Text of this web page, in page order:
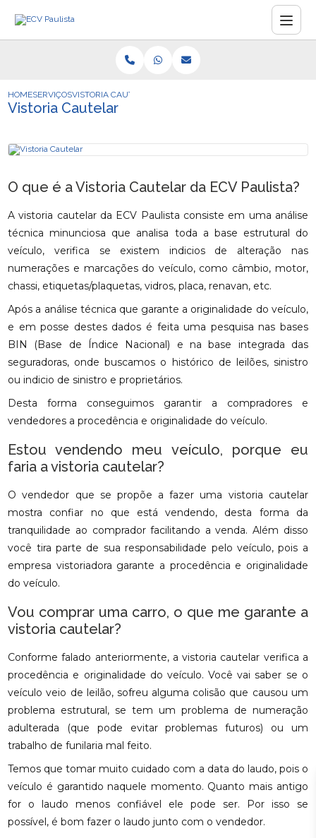
HOMESERVIÇOSVISTORIA CAUTELAR
Vistoria Cautelar
O que é a Vistoria Cautelar da ECV Paulista?
A vistoria cautelar da ECV Paulista consiste em uma análise
técnica minunciosa que analisa toda a base estrutural do
veículo, verifica se existem indicios de alteração nas
numerações e marcações do veículo, como câmbio, motor,
chassi, etiquetas/plaquetas, vidros, placa, renavan, etc.
Após a análise técnica que garante a originalidade do veículo,
e em posse destes dados é feita uma pesquisa nas bases
BIN (Base de Índice Nacional) e na base integrada das
seguradoras, onde buscamos o histórico de leilões, sinistro
ou indicio de sinistro e proprietários.
Desta forma conseguimos garantir a compradores e
vendedores a procedência e originalidade do veículo.
Estou vendendo meu veículo, porque eu
faria a vistoria cautelar?
O vendedor que se propõe a fazer uma vistoria cautelar
mostra confiar no que está vendendo, desta forma da
tranquilidade ao comprador facilitando a venda. Além disso
você tira parte de sua responsabilidade pelo veículo, pois a
empresa vistoriadora garante a procedência e originalidade
do veículo.
Vou comprar uma carro, o que me garante a
vistoria cautelar?
Conforme falado anteriormente, a vistoria cautelar verifica a
procedência e originalidade do veículo. Você vai saber se o
veículo veio de leilão, sofreu alguma colisão que causou um
problema estrutural, se tem um problema de numeração
adulterada (que pode evitar problemas futuros) ou um
trabalho de funilaria mal feito.
Temos que tomar muito cuidado com a data do laudo, pois o
veículo é garantido naquele momento. Quanto mais antigo
for o laudo menos confiável ele pode ser. Por isso se
possível, é bom fazer o laudo junto com o vendedor.